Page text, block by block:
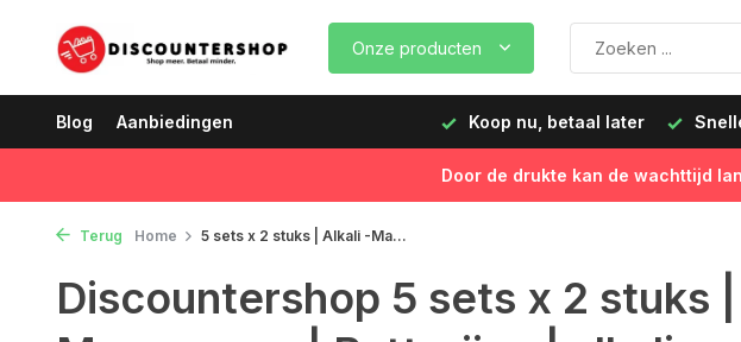
Onze producten
Blog Aanbiedingen
uur, de volgende dag geleverd! Koop nu, betaal later Snelle levering in
Door de drukte kan de wachttijd
Terug Home 5 sets x 2 stuks | Alkali -Ma...
Discountershop 5 sets x 2 stuks